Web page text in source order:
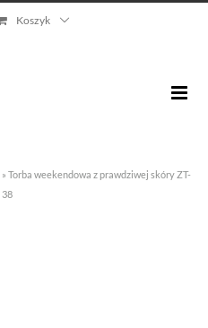
Koszyk
» Torba weekendowa z prawdziwej skóry ZT-
38